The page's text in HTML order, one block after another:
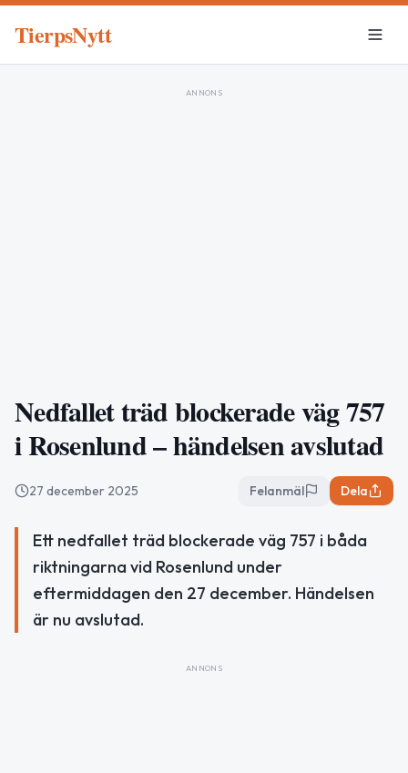
TierpsNytt
ANNONS
Nedfallet träd blockerade väg 757
i Rosenlund – händelsen avslutad
27 december 2025 Felanmäl Dela
Ett nedfallet träd blockerade väg 757 i båda
riktningarna vid Rosenlund under
eftermiddagen den 27 december. Händelsen
är nu avslutad.
ANNONS